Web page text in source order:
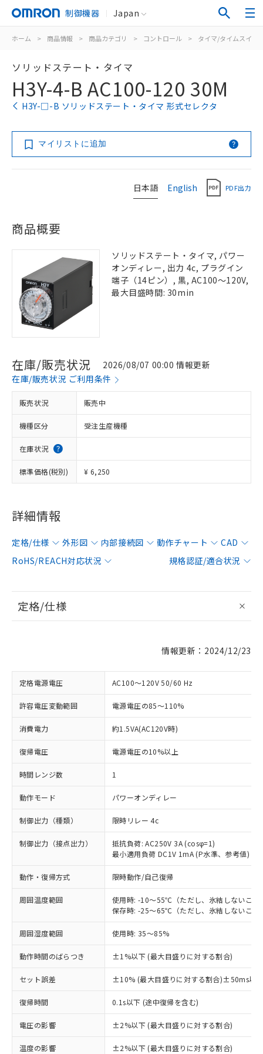
制御機器 Japan
ホーム > 商品情報 > 商品カテゴリ > コントロール > タイマ/タイムスイッ
ソリッドステート・タイマ
H3Y-4-B AC100-120 30M
H3Y-□-B ソリッドステート・タイマ 形式セレクタ
マイリストに追加
日本語 English PDF出力
商品概要
ソリッドステート・タイマ, パワー
オンディレー, 出力 4c, プラグイン
端子（14ピン）, 黒, AC100～120V,
最大目盛時間: 30min
在庫/販売状況
2026/08/07 00:00 情報更新
在庫/販売状況 ご利用条件
販売状況 販売中
機種区分 受注生産機種
在庫状況
標準価格(税別) ¥ 6,250
詳細情報
定格/仕様 外形図 内部接続図 動作チャート
CAD
RoHS/REACH対応状況
規格認証/適合状況
定格/仕様
情報更新：2024/12/23
定格電源電圧 AC100～120V 50/60 Hz
許容電圧変動範囲 電源電圧の85～110%
消費電力 約1.5VA(AC120V時)
復帰電圧 電源電圧の10%以上
時間レンジ数 1
動作モード パワーオンディレー
制御出力（種類） 限時リレー 4c
制御出力（接点出力）
抵抗負荷: AC250V 3A (cosφ=1)
最小適用負荷 DC1V 1mA (P水準、参考値)
動作・復帰方式 限時動作/自己復帰
周囲温度範囲
使用時: -10～55℃（ただし、氷結しないこと
保存時: -25～65℃（ただし、氷結しないこと
周囲湿度範囲 使用時: 35～85%
動作時間のばらつき ±1%以下 (最大目盛りに対する割合)
セット誤差 ±10% (最大目盛りに対する割合)±50ms以下
復帰時間 0.1s以下 (途中復帰を含む)
電圧の影響 ±2%以下 (最大目盛りに対する割合)
温度の影響 ±2%以下 (最大目盛りに対する割合)
※1 対応状況
対応済み：EU RoHS指令（10物質）の
非含有に対応した製品が提供可能な商品で
す。